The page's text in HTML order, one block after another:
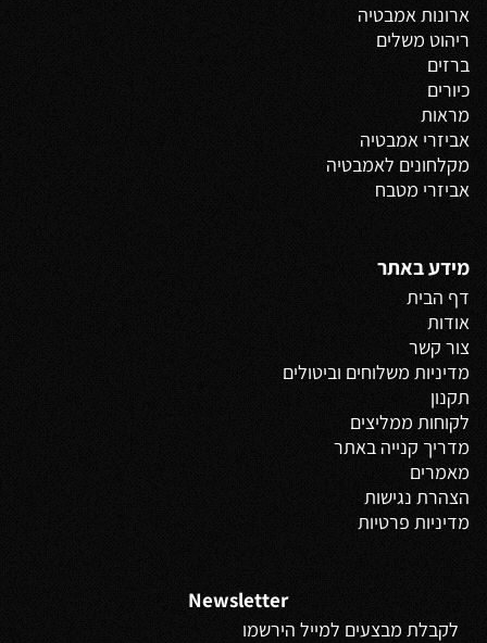
ארונות אמבטיה
ריהוט משלים
ברזים
כיורים
מראות
אביזרי אמבטיה
מקלחונים לאמבטיה
אביזרי מטבח
מידע באתר
דף הבית
אודות
צור קשר
מדיניות משלוחים וביטולים
תקנון
לקוחות ממליצים
מדריך קנייה באתר
מאמרים
הצהרת נגישות
מדיניות פרטיות
Newsletter
לקבלת מבצעים למייל הירשמו